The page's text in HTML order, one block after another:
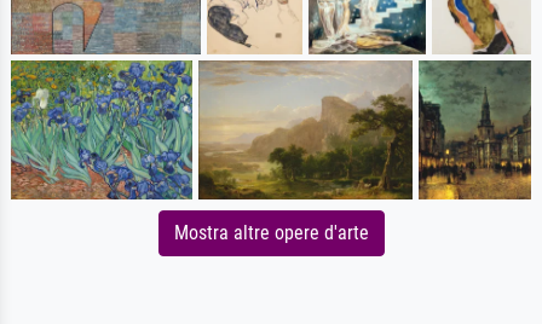
Mostra altre opere d'arte